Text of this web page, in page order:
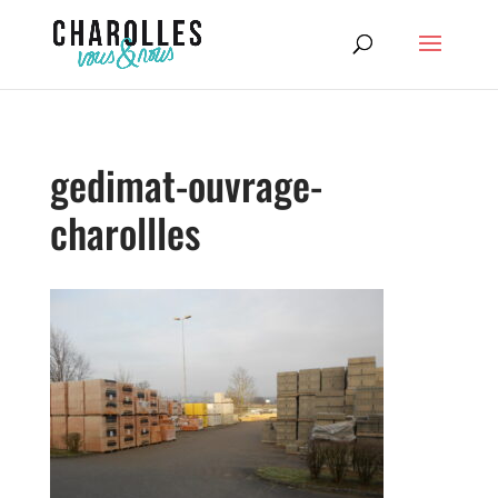
gedimat-ouvrage-
charollles